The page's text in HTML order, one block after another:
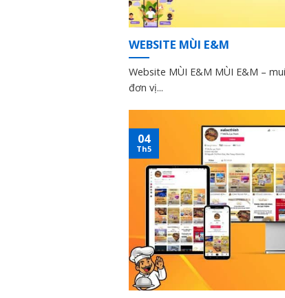
WEBSITE MÙI E&M
Website MÙI E&M MÙI E&M –
đơn vị...
04
Th5